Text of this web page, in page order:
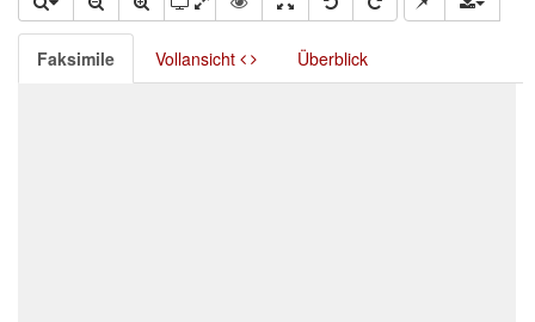
Faksimile Vollansicht Überblick